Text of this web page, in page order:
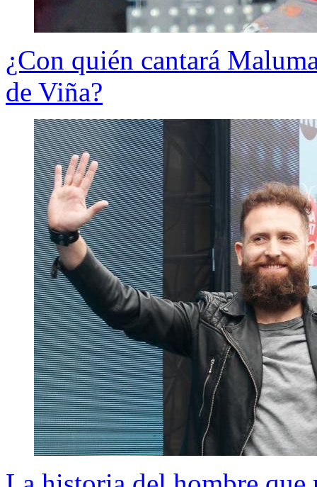
¿Con quién cantará
de Viña?